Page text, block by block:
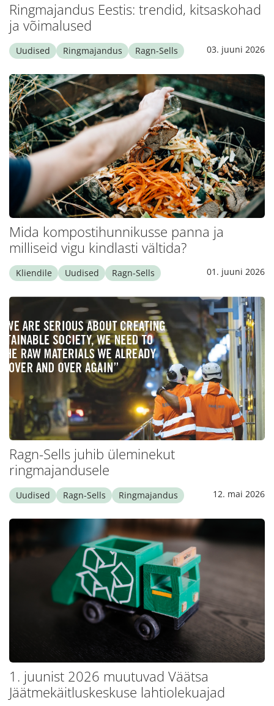
Ringmajandus Eestis: trendid, kitsaskohad
ja võimalused
Uudised Ringmajandus Ragn-Sells 03. juuni 2026
Mida kompostihunnikusse panna ja
milliseid vigu kindlasti vältida?
Kliendile Uudised Ragn-Sells 01. juuni 2026
Ragn-Sells juhib üleminekut
ringmajandusele
Uudised Ragn-Sells Ringmajandus 12. mai 2026
1. juunist 2026 muutuvad Väätsa
Jäätmekäitluskeskuse lahtiolekuajad